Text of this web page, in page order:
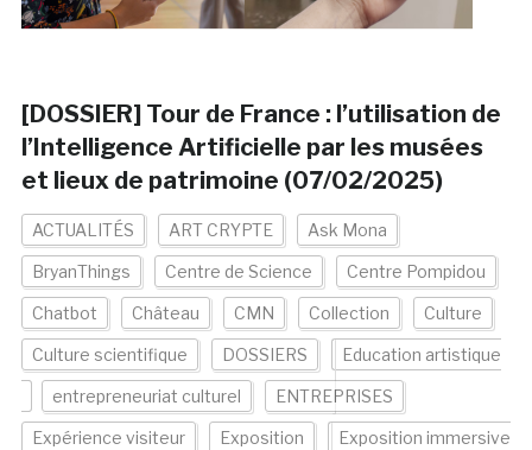
[DOSSIER] Tour de France : l’utilisation de
l’Intelligence Artificielle par les musées
et lieux de patrimoine (07/02/2025)
ACTUALITÉS ART CRYPTE Ask Mona
BryanThings Centre de Science Centre Pompidou
Chatbot Château CMN Collection Culture
Culture scientifique DOSSIERS Education artistique
entrepreneuriat culturel ENTREPRISES
Expérience visiteur Exposition Exposition immersive